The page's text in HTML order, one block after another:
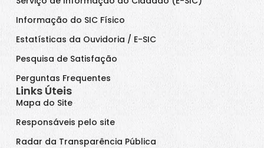
Informação do SIC Físico
Estatísticas da Ouvidoria / E-SIC
Pesquisa de Satisfação
Perguntas Frequentes
Links Úteis
Mapa do Site
Responsáveis pelo site
Radar da Transparência Pública